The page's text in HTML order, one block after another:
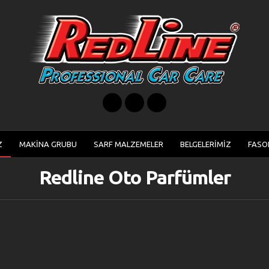
MAKİNA GRUBU SARF MALZEMELER BELGELERİMİZ
Redline Oto Parfümler